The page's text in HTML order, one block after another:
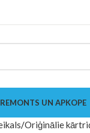
UN APKOPE
Oriģinālie